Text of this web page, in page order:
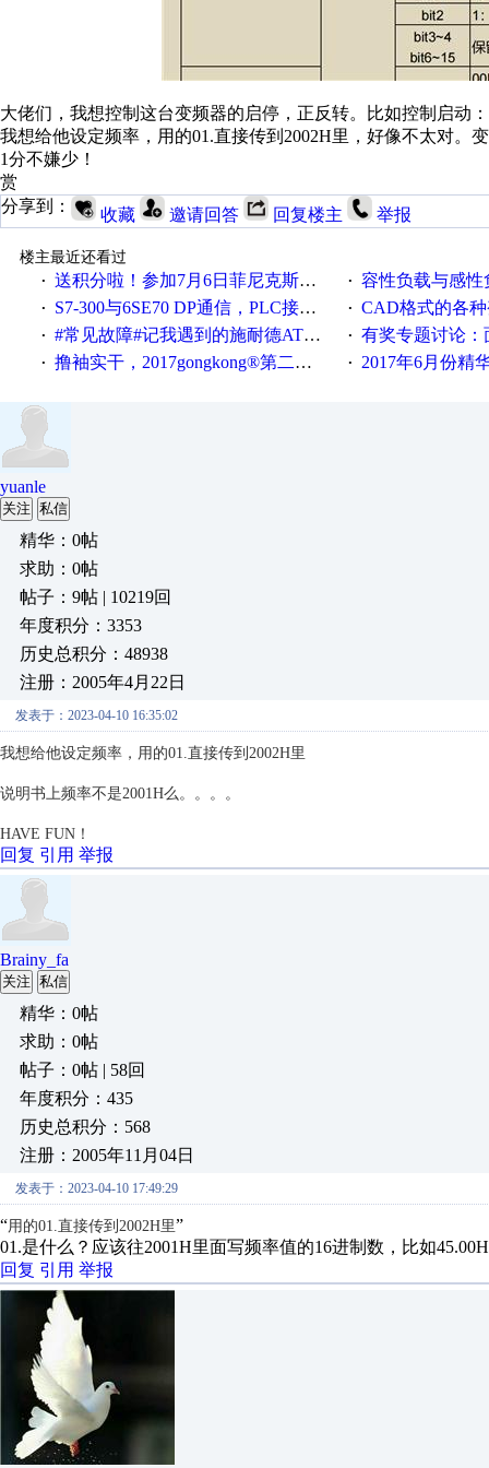
大佬们，我想控制这台变频器的启停，正反转。比如控制启动
我想给他设定频率，用的01.直接传到2002H里，好像不太对。
1分不嫌少！
赏
分享到：
收藏 邀请回答 回复楼主 举报
楼主最近还看过
· 送积分啦！参加7月6日菲尼克斯在线研讨会即得 · 容性负载与感性负
· S7-300与6SE70 DP通信，PLC接收到数据不稳定 · CAD格式的各
· #常见故障#记我遇到的施耐德ATV12变频器故障 · 有奖专题讨论：面对低压变
· 撸袖实干，2017gongkong®第二届智造工程师节正式起航！ · 2017年6月份精
yuanle
关注 私信
精华：0帖
求助：0帖
帖子：9帖 | 10219回
年度积分：3353
历史总积分：48938
注册：2005年4月22日
发表于：2023-04-10 16:35:02
我想给他设定频率，用的01.直接传到2002H里
说明书上频率不是2001H么。。。。
HAVE FUN！
回复 引用 举报
Brainy_fa
关注 私信
精华：0帖
求助：0帖
帖子：0帖 | 58回
年度积分：435
历史总积分：568
注册：2005年11月04日
发表于：2023-04-10 17:49:29
“用的01.直接传到2002H里”
01.是什么？应该往2001H里面写频率值的16进制数，比如
回复 引用 举报